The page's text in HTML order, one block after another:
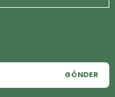
GÖNDER